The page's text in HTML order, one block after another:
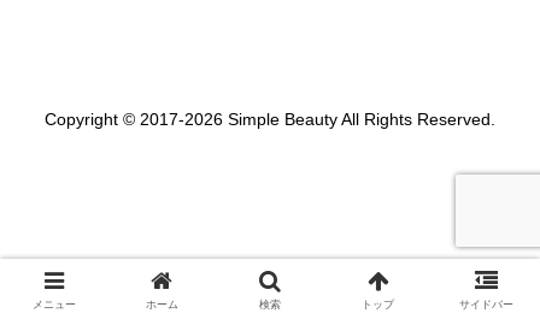
Copyright © 2017-2026 Simple Beauty All Rights Reserved.
メニュー ホーム 検索 トップ サイドバー